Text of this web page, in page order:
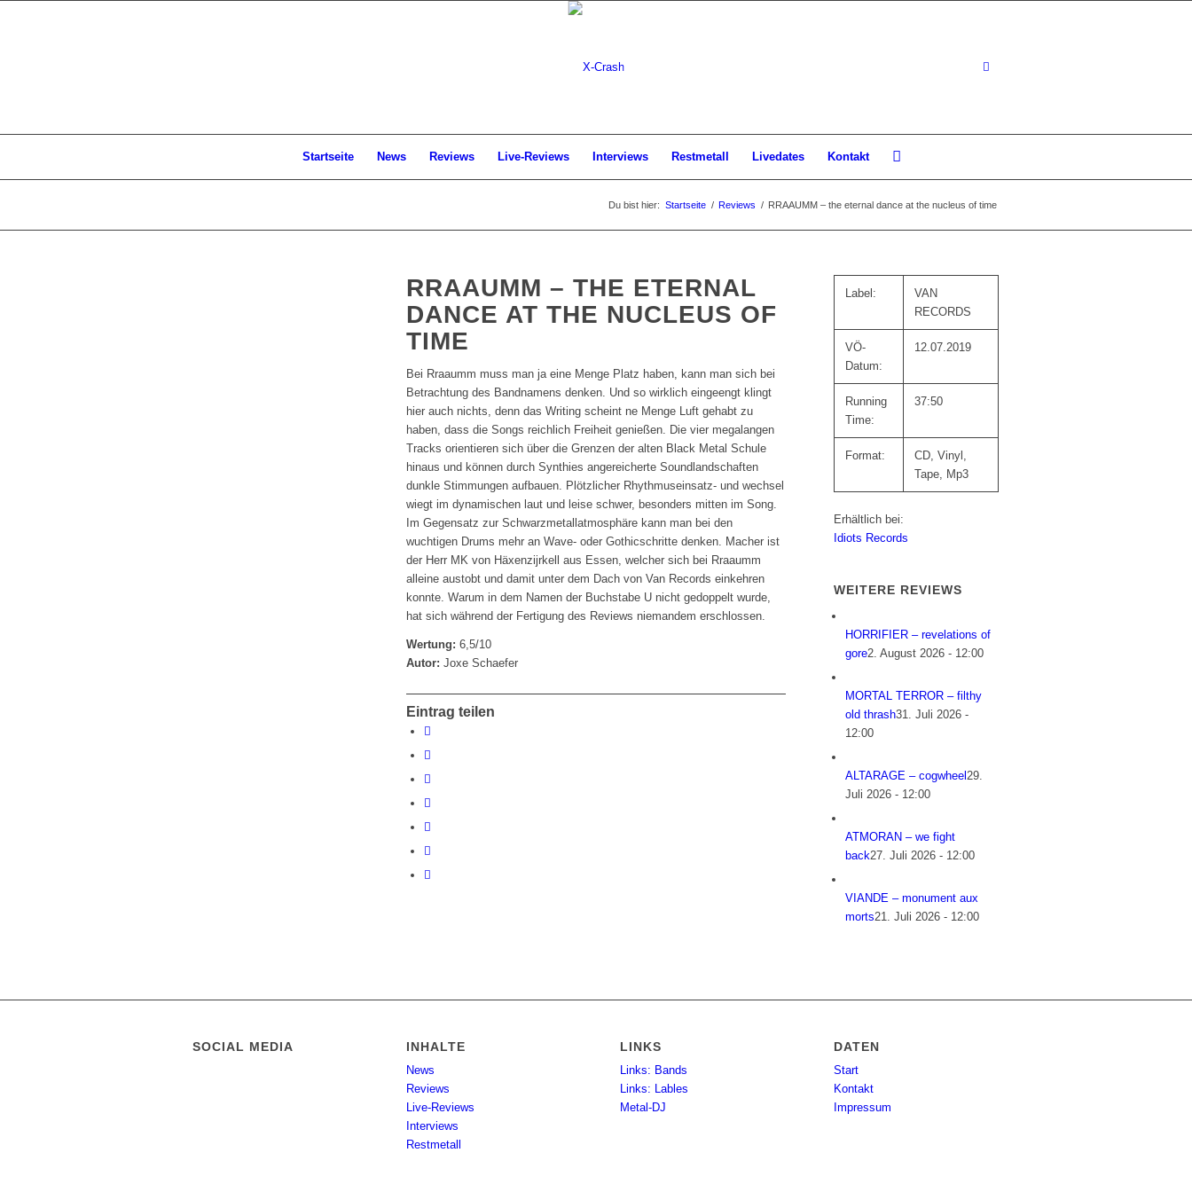
Startseite News Reviews Live-Reviews Interviews Restmetall Livedates Kontakt
Du bist hier: Startseite / Reviews / RRAAUMM – the eternal dance at the nucleus of time
RRAAUMM – THE ETERNAL
DANCE AT THE NUCLEUS OF
TIME
Bei Rraaumm muss man ja eine Menge Platz haben, kann man sich bei
Betrachtung des Bandnamens denken. Und so wirklich eingeengt klingt
hier auch nichts, denn das Writing scheint ne Menge Luft gehabt zu
haben, dass die Songs reichlich Freiheit genießen. Die vier megalangen
Tracks orientieren sich über die Grenzen der alten Black Metal Schule
hinaus und können durch Synthies angereicherte Soundlandschaften
dunkle Stimmungen aufbauen. Plötzlicher Rhythmuseinsatz- und wechsel
wiegt im dynamischen laut und leise schwer, besonders mitten im Song.
Im Gegensatz zur Schwarzmetallatmosphäre kann man bei den
wuchtigen Drums mehr an Wave- oder Gothicschritte denken. Macher ist
der Herr MK von Häxenzijrkell aus Essen, welcher sich bei Rraaumm
alleine austobt und damit unter dem Dach von Van Records einkehren
konnte. Warum in dem Namen der Buchstabe U nicht gedoppelt wurde,
hat sich während der Fertigung des Reviews niemandem erschlossen.
Wertung: 6,5/10
Autor: Joxe Schaefer
Eintrag teilen
Label:
VAN
RECORDS
VÖ-
Datum:
12.07.2019
Running
Time:
37:50
Format:
CD, Vinyl,
Tape, Mp3
Erhältlich bei:
Idiots Records
WEITERE REVIEWS
HORRIFIER – revelations of
gore2. August 2026 - 12:00
MORTAL TERROR – filthy
old thrash31. Juli 2026 -
12:00
ALTARAGE – cogwheel29.
Juli 2026 - 12:00
ATMORAN – we fight
back27. Juli 2026 - 12:00
VIANDE – monument aux
morts21. Juli 2026 - 12:00
SOCIAL MEDIA INHALTE
News
Reviews
Live-Reviews
Interviews
Restmetall
LINKS
Links: Bands
Links: Lables
Metal-DJ
DATEN
Start
Kontakt
Impressum